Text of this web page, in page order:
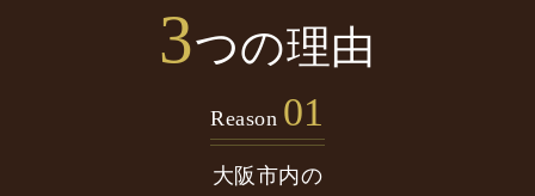
3つの理由
Reason 01
大阪市内の